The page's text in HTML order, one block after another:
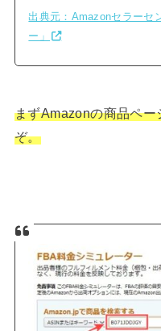
出典元：Amazonセラーセ
ー」
まずAmazonの商品ペ
ぞ。